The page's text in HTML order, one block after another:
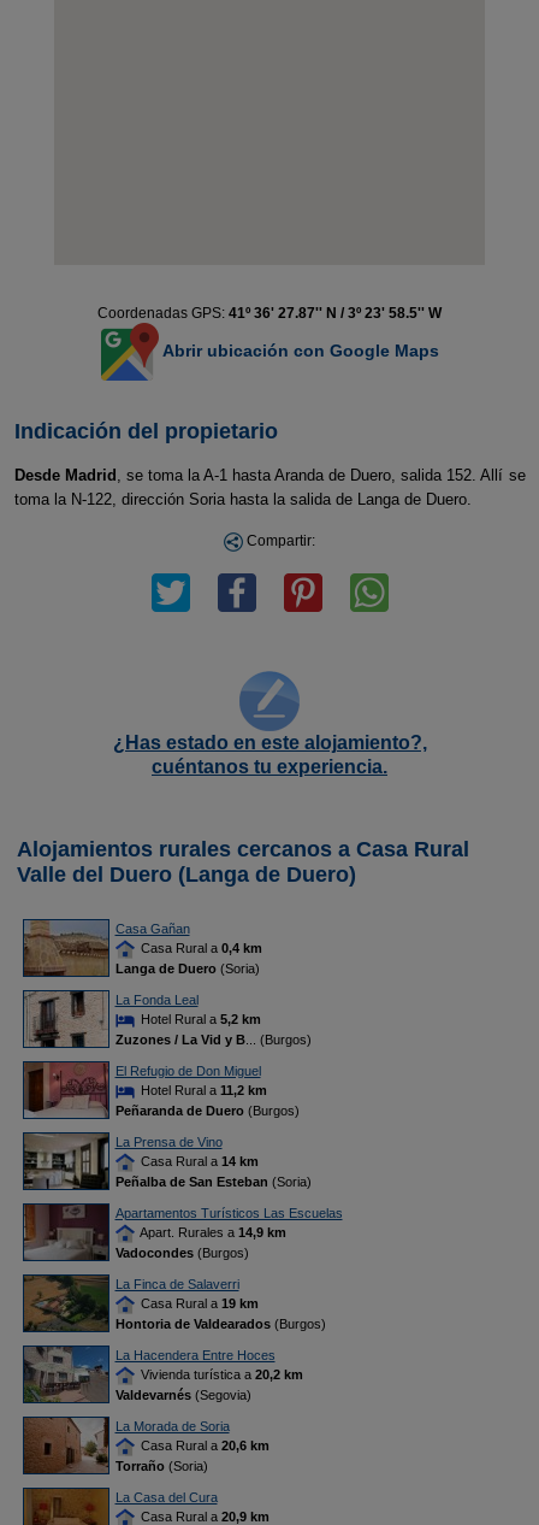
Coordenadas GPS: 41º 36' 27.87'' N / 3º 23' 58.5'' W
Abrir ubicación con Google Maps
Indicación del propietario
Desde Madrid , se toma la A-1 hasta Aranda de Duero, salida 152. Allí se
toma la N-122, dirección Soria hasta la salida de Langa de Duero.
Compartir:
¿Has estado en este alojamiento?,
cuéntanos tu experiencia.
Alojamientos rurales cercanos a Casa Rural
Valle del Duero (Langa de Duero)
Casa Gañan
Casa Rural a 0,4 km
Langa de Duero(Soria)
La Fonda Leal
Hotel Rural a 5,2 km
Zuzones / La Vid y B... (Burgos)
El Refugio de Don Miguel
Hotel Rural a 11,2 km
Peñaranda de Duero(Burgos)
La Prensa de Vino
Casa Rural a 14 km
Peñalba de San Esteban (Soria)
Apartamentos Turísticos Las Escuelas
Apart. Rurales a 14,9 km
Vadocondes(Burgos)
La Finca de Salaverri
Casa Rural a 19 km
Hontoria de Valdearados(Burgos)
La Hacendera Entre Hoces
Vivienda turística a 20,2 km
Valdevarnés(Segovia)
La Morada de Soria
Casa Rural a 20,6 km
Torraño(Soria)
La Casa del Cura
Casa Rural a 20,9 km